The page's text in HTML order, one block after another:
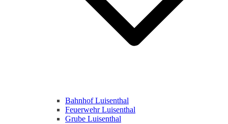
Bahnhof Luisenthal
Feuerwehr Luisenthal
Grube Luisenthal